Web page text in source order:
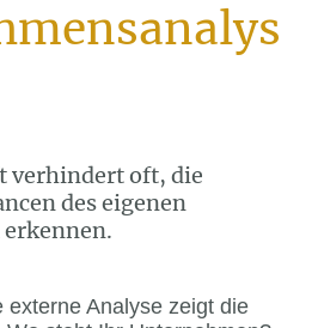
verhindert oft, die
des eigenen
externe Analyse zeigt die